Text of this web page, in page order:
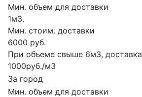
Мин. объем для доставки
1м3.
Мин. стоим. доставки
6000 руб.
При объеме свыше 6м3, доставка
1000руб./м3
За город
Мин. объем для доставки